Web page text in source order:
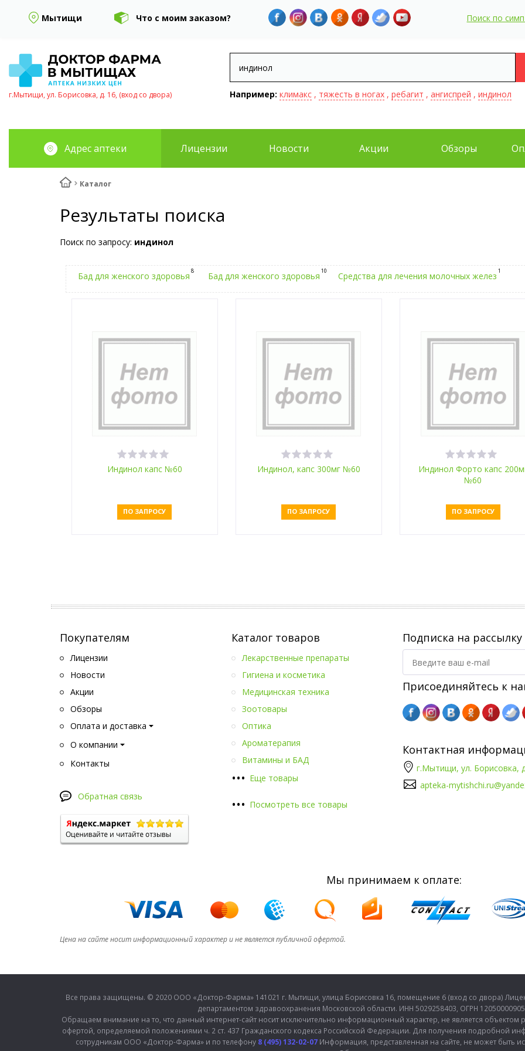
Мытищи Что с моим заказом? Поиск по
г.Мытищи, ул. Борисовка, д. 16, (вход со двора) Например: климакс, тяжесть в ногах, ребагит , ангиспрей , индинол
Адрес аптеки Лицензии Новости Акции Обзоры
Каталог
Результаты поиска
Поиск по запросу: индинол
Бад для женского здоровья 8 Бад для женского здоровья 10 Средства для лечения молочных желез 1
Индинол капс №60
ПО ЗАПРОСУ
Индинол, капс 300мг №60
ПО ЗАПРОСУ
Индинол Форто капс
№60
ПО ЗАПРОСУ
Покупателям
Лицензии
Новости
Акции
Обзоры
Оплата и доставка
О компании
Контакты
Обратная связь
Каталог товаров
••• Еще товары
Лекарственные препараты
Гигиена и косметика
Медицинская техника
Зоотовары
Оптика
Ароматерапия
Витамины и БАД
••• Посмотреть все товары
Подписка на рассылку
Присоединяйтесь к
Контактная
г.Мытищи, ул. Борисовка,
apteka-
Мы принимаем к оплате:
Цена на сайте носит информационный характер и не является публичной офертой.
Все права защищены. © 2020 ООО «Доктор-Фарма» 141021 г. Мытищи, улица Борисовка 16, помещение 6 (вход со двора)
департаментом здравоохранения Московской области. ИНН 5029258403, ОГРН
Обращаем внимание на то, что данный интернет-сайт носит исключительно информационный характер, не является объектом
офертой, определяемой положениями ч. 2 ст. 437 Гражданского кодекса Российской Федерации. Для получения подробной
сотрудникам ООО «Доктор-Фарма» и по телефону 8 (495) 132-02-07Информация, представленная на сайте, не может быть